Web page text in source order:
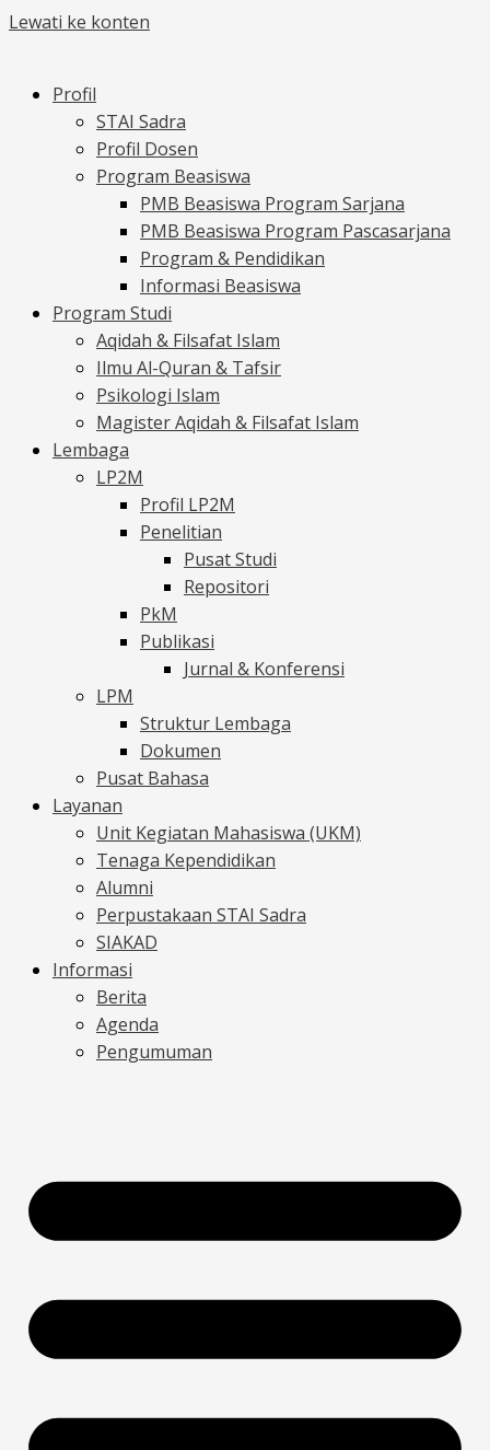
Lewati ke konten
Profil
STAI Sadra
Profil Dosen
Program Beasiswa
PMB Beasiswa Program Sarjana
PMB Beasiswa Program Pascasarjana
Program & Pendidikan
Informasi Beasiswa
Program Studi
Aqidah & Filsafat Islam
Ilmu Al-Quran & Tafsir
Psikologi Islam
Magister Aqidah & Filsafat Islam
Lembaga
LP2M
Profil LP2M
Penelitian
Pusat Studi
Repositori
PkM
Publikasi
Jurnal & Konferensi
LPM
Struktur Lembaga
Dokumen
Pusat Bahasa
Layanan
Unit Kegiatan Mahasiswa (UKM)
Tenaga Kependidikan
Alumni
Perpustakaan STAI Sadra
SIAKAD
Informasi
Berita
Agenda
Pengumuman